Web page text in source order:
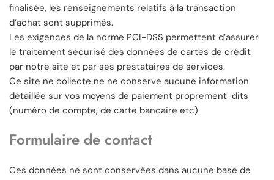
finalisée, les renseignements relatifs à la transaction
d’achat sont supprimés.
Les exigences de la norme PCI-DSS permettent d’assurer
le traitement sécurisé des données de cartes de crédit
par notre site et par ses prestataires de services.
Ce site ne collecte ne ne conserve aucune information
détaillée sur vos moyens de paiement proprement-dits
(numéro de compte, de carte bancaire etc).
Formulaire de contact
Ces données ne sont conservées dans aucune base de